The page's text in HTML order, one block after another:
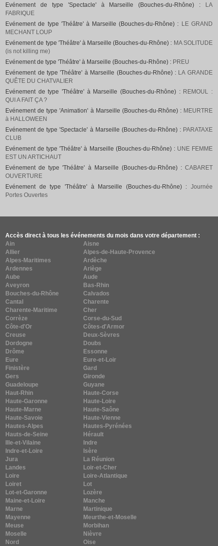
Evénement de type 'Spectacle' à Marseille (Bouches-du-Rhône) :
LA
FABRIQUE
Evénement de type 'Théâtre' à Marseille (Bouches-du-Rhône) : LE GRAND
MECHANT LOUP
Evénement de type 'Théâtre' à Marseille (Bouches-du-Rhône) : MA SOLITUDE
(is not killing me)
Evénement de type 'Théâtre' à Marseille (Bouches-du-Rhône) : PREU
Evénement de type 'Théâtre' à Marseille (Bouches-du-Rhône) : LA GRANDE
QUÊTE DU CHATVALIER
Evénement de type 'Théâtre' à Marseille (Bouches-du-Rhône) : REMOUL :
QUI A FAIT ÇA ?
Evénement de type 'Animation' à Marseille (Bouches-du-Rhône) : MEURTRE
à HALLOWEEN
Evénement de type 'Spectacle' à Marseille (Bouches-du-Rhône) : PARATAXE
CLUB
Evénement de type 'Théâtre' à Marseille (Bouches-du-Rhône) : UNE FEMME
EST UN ARTICHAUT
Evénement de type 'Théâtre' à Marseille (Bouches-du-Rhône) : CABARET
OUVERTURE
Evénement de type 'Théâtre' à Marseille (Bouches-du-Rhône) : Journée
Portes Ouvertes
Accès direct à tous les événements du mois dans votre département :
Ain
Aisne
Allier
Alpes-de-Haute-Provence
Alpes-Maritimes
Ardèche
Ardennes
Ariège
Aube
Aude
Aveyron
Bas-Rhin
Bouches-du-Rhône
Calvados
Cantal
Charente
Charente-Maritime
Cher
Corrèze
Corse-du-Sud
Côte-d'Or
Côtes-d'Armor
Creuse
Deux-Sèvres
Dordogne
Doubs
Drôme
Essonne
Eure
Eure-et-Loir
Finistère
Gard
Gers
Gironde
Guadeloupe
Guyane
Haut-Rhin
Haute-Corse
Haute-Garonne
Haute-Loire
Haute-Marne
Haute-Saône
Haute-Savoie
Haute-Vienne
Hautes-Alpes
Hautes-Pyrénées
Hauts-de-Seine
Hérault
Ille-et-Vilaine
Indre
Indre-et-Loire
Isère
Jura
La Réunion
Landes
Loir-et-Cher
Loire
Loire-Atlantique
Loiret
Lot
Lot-et-Garonne
Lozère
Maine-et-Loire
Manche
Marne
Martinique
Mayenne
Meurthe-et-Moselle
Meuse
Morbihan
Moselle
Nièvre
Nord
Oise